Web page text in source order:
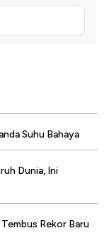
Suhu Bahaya
Dunia, Ini
Rekor Baru